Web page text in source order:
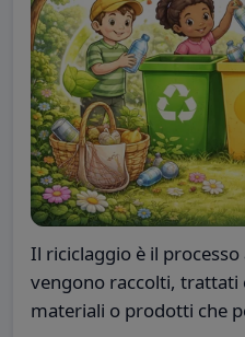
Il riciclaggio è il
vengono raccolti,
materiali o prodotti che